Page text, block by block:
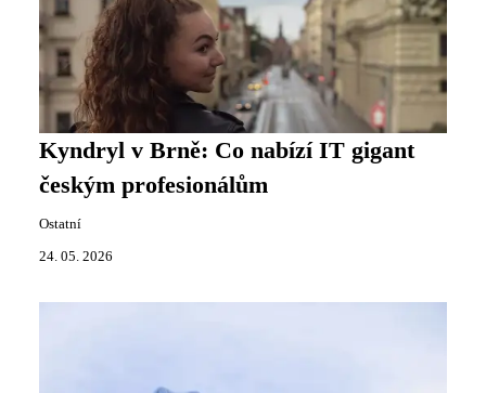
Kyndryl v Brně: Co nabízí IT gigant
českým profesionálům
Ostatní
24. 05. 2026